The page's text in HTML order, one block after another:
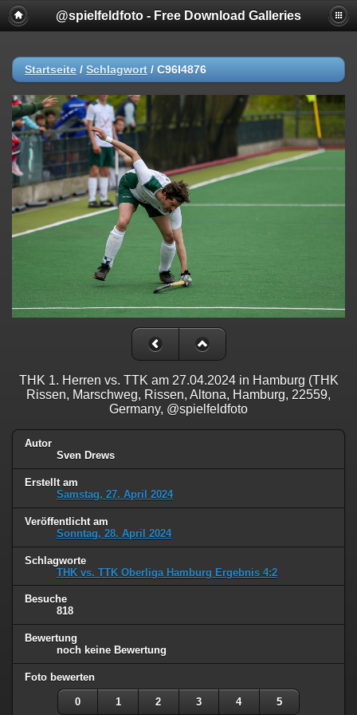
@spielfeldfoto - Free Download Galleries
Startseite / Schlagwort / C96I4876
THK 1. Herren vs. TTK am 27.04.2024 in Hamburg (THK
Rissen, Marschweg, Rissen, Altona, Hamburg, 22559,
Germany, @spielfeldfoto
Autor
Sven Drews
Erstellt am
Samstag, 27. April 2024
Veröffentlicht am
Sonntag, 28. April 2024
Schlagworte
THK vs. TTK Oberliga Hamburg Ergebnis 4:2
Besuche
818
Bewertung
noch keine Bewertung
Foto bewerten
0 1 2 3 4 5